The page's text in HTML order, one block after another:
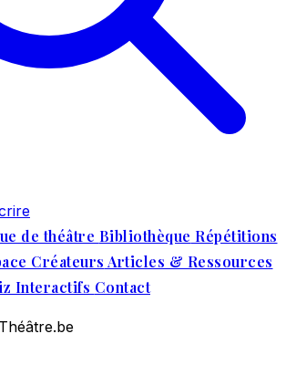
de théâtre Bibliothèque Répétitions
Créateurs Articles & Ressources
Interactifs Contact